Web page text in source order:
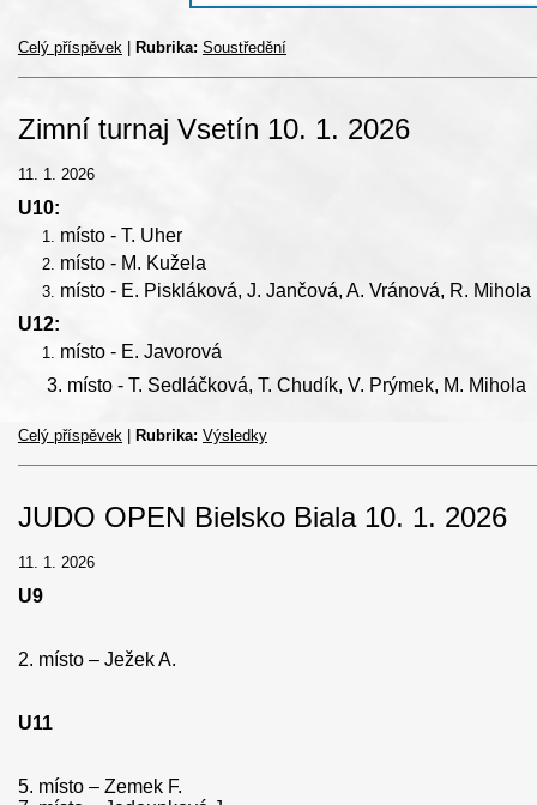
Celý příspěvek Rubrika: Soustředění
Zimní turnaj Vsetín 10. 1. 2026
11. 1. 2026
U10:
místo - T. Uher
místo - M. Kužela
místo - E. Piskláková, J. Jančová, A. Vránová, R. Mihola
U12:
místo - E. Javorová
3. místo - T. Sedláčková, T. Chudík, V. Prýmek, M. Mihola
Celý příspěvek Rubrika: Výsledky
JUDO OPEN Bielsko Biala 10. 1. 2026
11. 1. 2026
U9
2. místo – Ježek A.
U11
5. místo – Zemek F.